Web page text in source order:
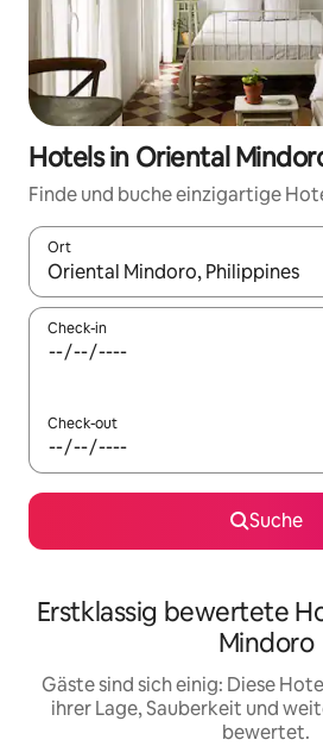
Hotels in Oriental
Finde und buche einzigartige
Ort
Wenn Ergebnisse verfügbar sind,
Check-in
Check-out
Suche
Erstklassig bewertete
Mindoro
Gäste sind sich einig: Diese
ihrer Lage, Sauberkeit und
bewertet.